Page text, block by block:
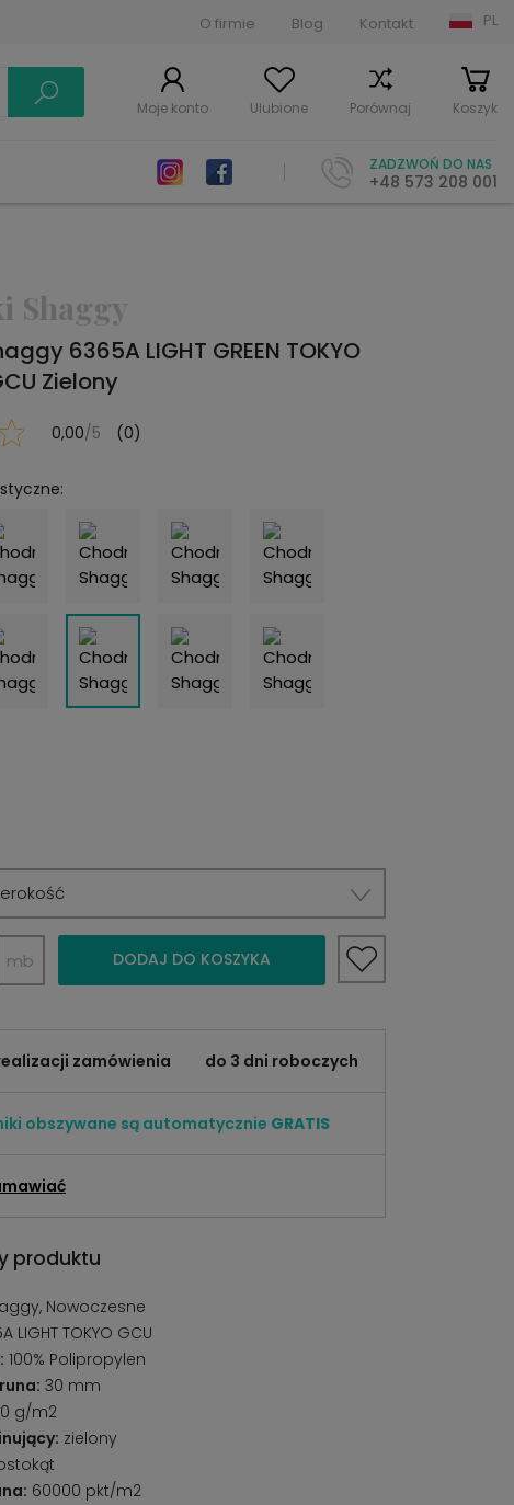
O firmie Blog Kontakt PL
Moje konto Ulubione Porównaj Koszyk
ZADZWOŃ DO NAS
+48 573 208 001
Shaggy
6365A LIGHT GREEN TOKYO
Zielony
0,00/5 (0)
mb DODAJ DO KOSZYKA
zamówienia do 3 dni roboczych
obszywane są automatycznie GRATIS
produktu
Nowoczesne
LIGHT TOKYO GCU
100% Polipropylen
30 mm
g/m2
zielony
60000 pkt/m2